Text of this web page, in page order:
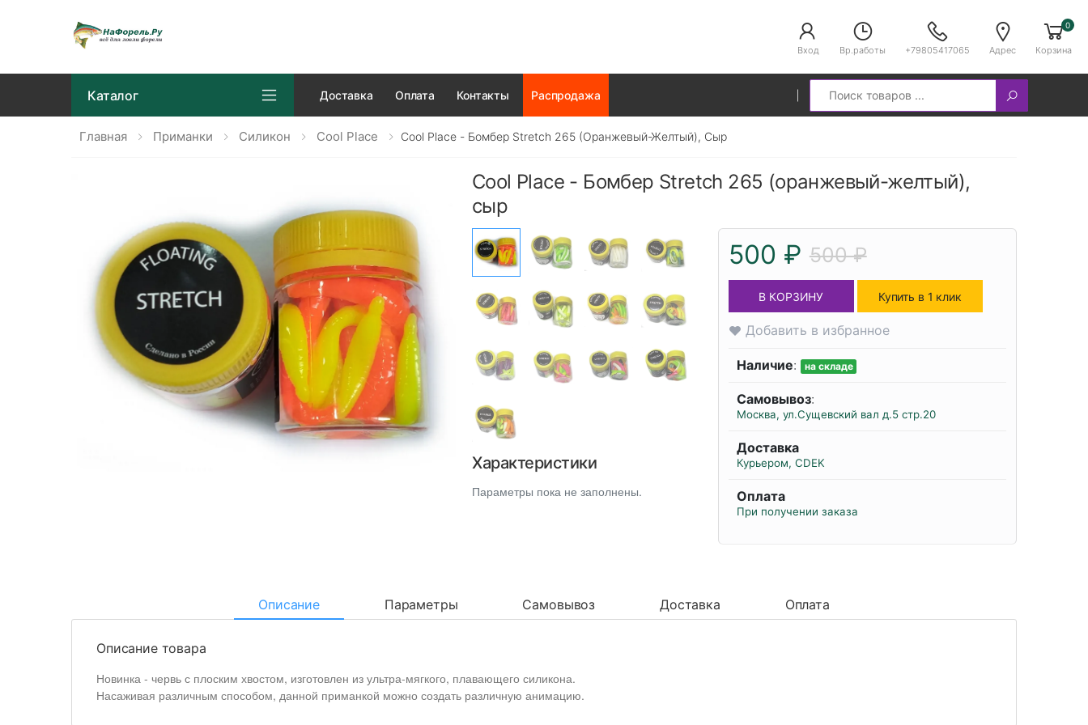
Вход Вр.работы +79805417065 Адрес
0
Корзина
Каталог Доставка Оплата Контакты Распродажа
Search
Главная Приманки Силикон Cool Place Cool Place - Бомбер Stretch 265 (оранжевый-Желтый), Сыр
Cool Place - Бомбер Stretch 265 (оранжевый-желтый),
сыр
Характеристики
Параметры пока не заполнены.
500 ₽ 500 ₽
В КОРЗИНУ Купить в 1 клик
Добавить в избранное
Наличие: на складе
Самовывоз:
Москва, ул.Сущевский вал д.5 стр.20
Доставка
Курьером, CDEK
Оплата
При получении заказа
Описание Параметры Самовывоз Доставка Оплата
Описание товара
Новинка - червь с плоским хвостом, изготовлен из ультра-мягкого, плавающего силикона.
Насаживая различным способом, данной приманкой можно создать различную анимацию.